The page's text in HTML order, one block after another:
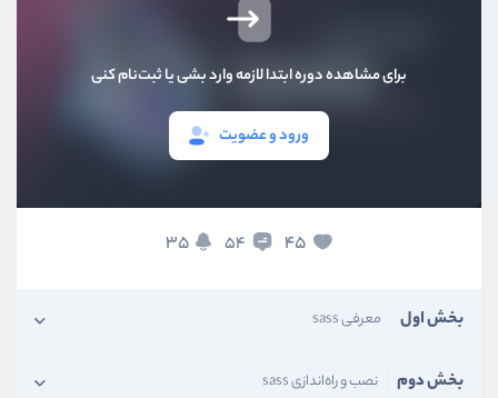
برای مشاهده دوره ابتدا لازمه وارد بشی یا ثبت‌نام کنی
ورود و عضویت
45
54
35
بخش اول معرفی sass
بخش دوم نصب و راه‌اندازی sass